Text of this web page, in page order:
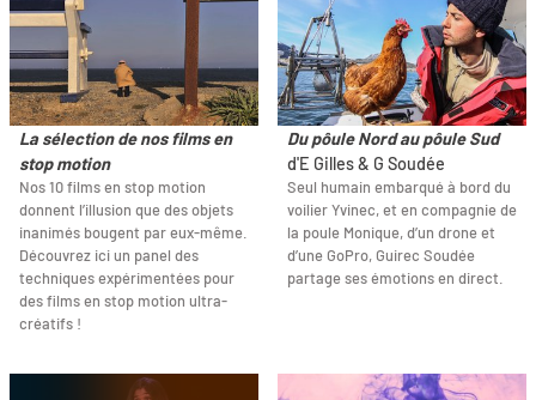
La sélection de nos films en
stop motion
Nos 10 films en stop motion
donnent l’illusion que des objets
inanimés bougent par eux-même.
Découvrez ici un panel des
techniques expérimentées pour
des films en stop motion ultra-
créatifs !
Du pôule Nord au pôule Sud
d'E Gilles & G Soudée
Seul humain embarqué à bord du
voilier Yvinec, et en compagnie de
la poule Monique, d’un drone et
d’une GoPro, Guirec Soudée
partage ses émotions en direct.